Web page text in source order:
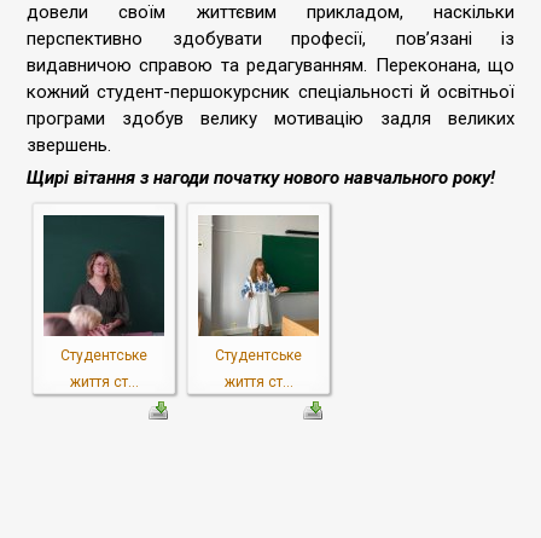
довели своїм життєвим прикладом, наскільки
перспективно здобувати професії, пов’язані із
видавничою справою та редагуванням. Переконана, що
кожний студент-першокурсник спеціальності й освітньої
програми здобув велику мотивацію задля великих
звершень.
Щирі вітання з нагоди початку нового навчального року!
Студентське
життя ст...
Студентське
життя ст...